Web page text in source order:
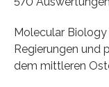
Molecular
Regierungen und
dem mittleren